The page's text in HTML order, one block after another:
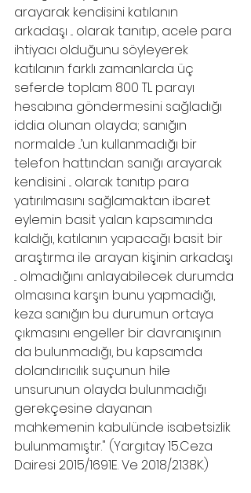
arayarak kendisini katılanın
arkadaşı ... olarak tanıtıp, acele para
ihtiyacı olduğunu söyleyerek
katılanın farklı zamanlarda üç
seferde toplam 800 TL parayı
hesabına göndermesini sağladığı
iddia olunan olayda; sanığın
normalde ...’un kullanmadığı bir
telefon hattından sanığı arayarak
kendisini ... olarak tanıtıp para
yatırılmasını sağlamaktan ibaret
eylemin basit yalan kapsamında
kaldığı, katılanın yapacağı basit bir
araştırma ile arayan kişinin arkadaşı
... olmadığını anlayabilecek durumda
olmasına karşın bunu yapmadığı,
keza sanığın bu durumun ortaya
çıkmasını engeller bir davranışının
da bulunmadığı, bu kapsamda
dolandırıcılık suçunun hile
unsurunun olayda bulunmadığı
gerekçesine dayanan
mahkemenin kabulünde isabetsizlik
bulunmamıştır." (Yargıtay 15.Ceza
Dairesi 2015/1691E. Ve 2018/2138K.)